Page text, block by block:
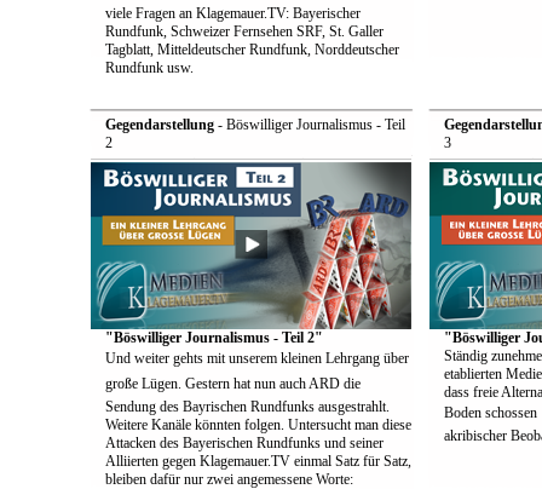
viele Fragen an Klagemauer.TV: Bayerischer
Rundfunk, Schweizer Fernsehen SRF, St. Galler
Tagblatt, Mitteldeutscher Rundfunk, Norddeutscher
Rundfunk usw.
Gegendarstellung- Böswilliger Journalismus - Teil
2
"Böswilliger Journalismus - Teil 2"
Und weiter gehts mit unserem kleinen Lehrgang über
große Lügen. Gestern hat nun auch ARD die
Sendung des Bayrischen Rundfunks ausgestrahlt.
Weitere Kanäle könnten folgen. Untersucht man diese
Attacken des Bayerischen Rundfunks und seiner
Alliierten gegen Klagemauer.TV einmal Satz für Satz,
bleiben dafür nur zwei angemessene Worte:
3
"Böswilliger
Ständig
etablierten
dass freie
Boden schossen
akribischer